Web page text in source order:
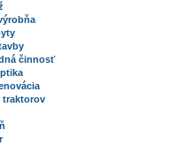
činnosť
traktorov